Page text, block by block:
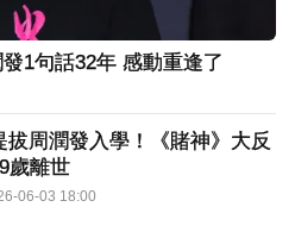
1句話32年 感動重逢了
拔周潤發入學！《賭神》大反
歲離世
06-03 18:00